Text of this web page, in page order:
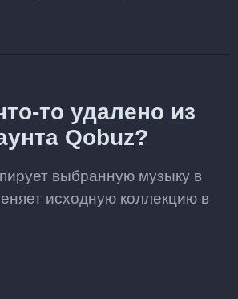
то удалено из
Qobuz?
выбранную музыку в
исходную коллекцию в